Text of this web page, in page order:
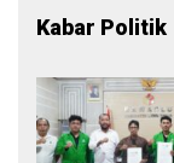
Kabar Politik